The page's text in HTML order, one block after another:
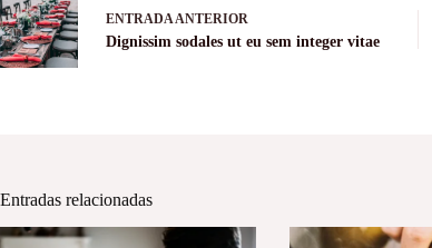
ENTRADAANTERIOR
Dignissim sodales ut eu sem integer vitae
Entradas relacionadas